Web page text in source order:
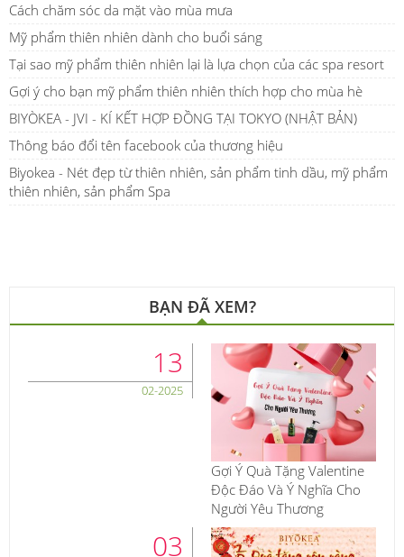
Cách chăm sóc da mặt vào mùa mưa
Mỹ phẩm thiên nhiên dành cho buổi sáng
Tại sao mỹ phẩm thiên nhiên lại là lựa chọn của các spa resort
Gợi ý cho bạn mỹ phẩm thiên nhiên thích hợp cho mùa hè
BIYÒKEA - JVI - KÍ KẾT HỢP ĐỒNG TẠI TOKYO (NHẬT BẢN)
Thông báo đổi tên facebook của thương hiệu
Biyokea - Nét đẹp từ thiên nhiên, sản phẩm tinh dầu, mỹ phẩm
thiên nhiên, sản phẩm Spa
BẠN ĐÃ XEM?
13
02-2025
Gợi Ý Quà Tặng Valentine
Độc Đáo Và Ý Nghĩa Cho
Người Yêu Thương
03